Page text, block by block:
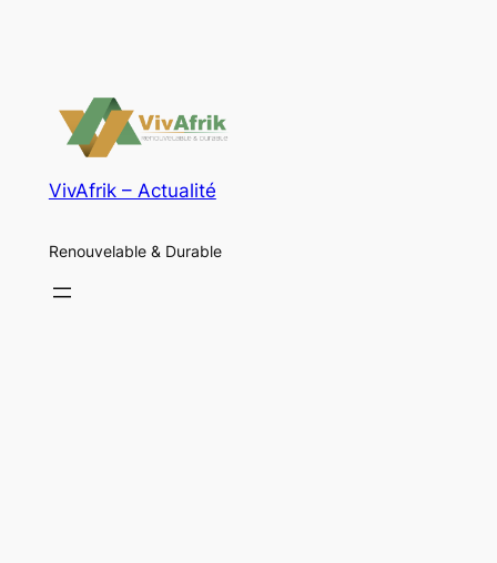
VivAfrik – Actualité
Renouvelable & Durable